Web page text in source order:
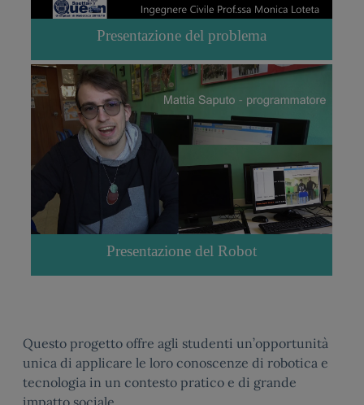
Presentazione del problema
Presentazione del Robot
Questo progetto offre agli studenti un’opportunità
unica di applicare le loro conoscenze di robotica e
tecnologia in un contesto pratico e di grande